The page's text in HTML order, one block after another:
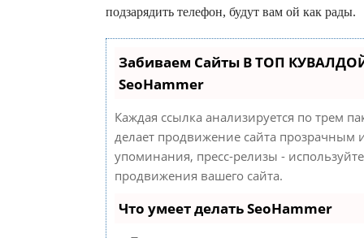
подзарядить телефон, будут вам ой как рады.
Забиваем Сайты В ТОП
SeoHammer
Каждая ссылка анализируется по трем
делает продвижение сайта прозрачным
упоминания, пресс-релизы -
продвижения вашего сайта.
Что умеет делать SeoHammer